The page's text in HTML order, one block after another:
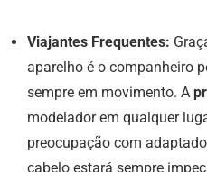
Viajantes Frequentes:
aparelho é o companheiro
sempre em movimento. A
modelador em qualquer
preocupação com
cabelo estará sempre